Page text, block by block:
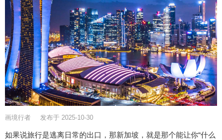
画境行者 发布于 2025-10-30
如果说旅行是逃离日常的出口，那新加坡，就是那个能让你“什么